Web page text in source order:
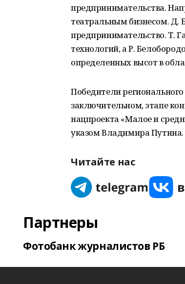
предпринимательства.
театральным бизнесом. Д.
предпринимательство. Т.
технологий, а Р.
определенных высот в
Победители
заключительном, этапе
нацпроекта «Малое и
указом Владимира Путина.
Читайте нас
Партнеры
Фотобанк журналистов РБ